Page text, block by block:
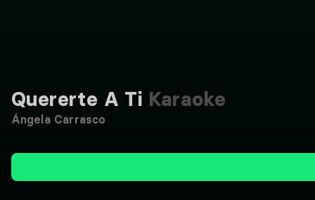
Quererte A Ti Karaoke
Ángela Carrasco